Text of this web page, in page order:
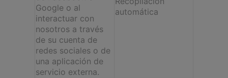
Google o al
interactuar con
nosotros a través
de su cuenta de
redes sociales o de
una aplicación de
servicio externa.
automática